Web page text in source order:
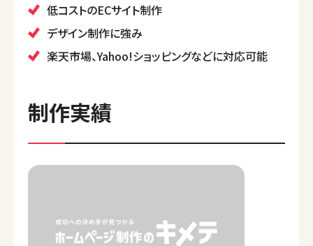
低コストのECサイト制作
デザイン制作に強み
楽天市場、Yahoo!ショッピングなどに対応可能
制作実績